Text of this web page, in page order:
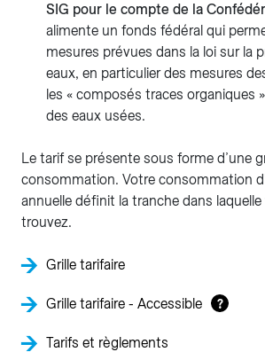
SIG pour le compte de la
alimente un fonds fédéral qui
mesures prévues dans la loi sur la
eaux, en particulier des mesures
les « composés traces organiques
des eaux usées.
Le tarif se présente sous forme d’une
consommation. Votre consommation
annuelle définit la tranche dans
trouvez.
Grille tarifaire
Grille tarifaire - Accessible ?
Tarifs et règlements